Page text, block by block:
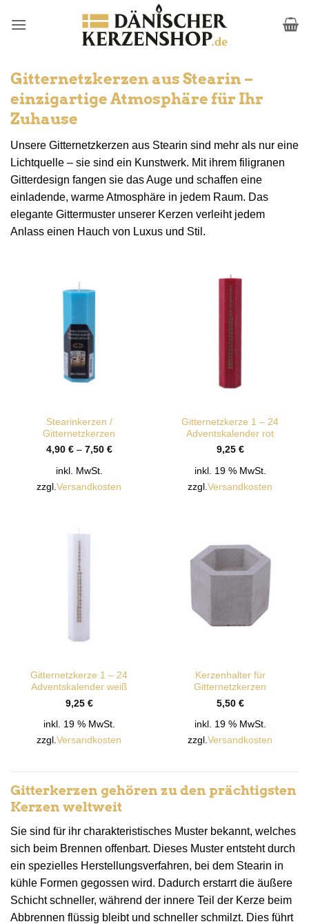
Inhalt
Gitternetzkerzen aus Stearin –
einzigartige Atmosphäre für Ihr
Zuhause
Unsere Gitternetzkerzen aus Stearin sind mehr als nur eine
Lichtquelle – sie sind ein Kunstwerk. Mit ihrem filigranen
Gitterdesign fangen sie das Auge und schaffen eine
einladende, warme Atmosphäre in jedem Raum. Das
elegante Gittermuster unserer Kerzen verleiht jedem
Anlass einen Hauch von Luxus und Stil.
Stearinkerzen /
Gitternetzkerzen
4,90 €– 7,50 €
inkl. MwSt.
zzgl. Versandkosten
Gitternetzkerze 1 – 24
Adventskalender rot
9,25 €
inkl. 19 % MwSt.
zzgl. Versandkosten
Gitternetzkerze 1 – 24
Adventskalender weiß
9,25 €
inkl. 19 % MwSt.
zzgl. Versandkosten
Kerzenhalter für
Gitternetzkerzen
5,50 €
inkl. 19 % MwSt.
zzgl. Versandkosten
Gitterkerzen gehören zu den prächtigsten
Kerzen weltweit
Sie sind für ihr charakteristisches Muster bekannt, welches
sich beim Brennen offenbart. Dieses Muster entsteht durch
ein spezielles Herstellungsverfahren, bei dem Stearin in
kühle Formen gegossen wird. Dadurch erstarrt die äußere
Schicht schneller, während der innere Teil der Kerze beim
Abbrennen flüssig bleibt und schneller schmilzt. Dies führt